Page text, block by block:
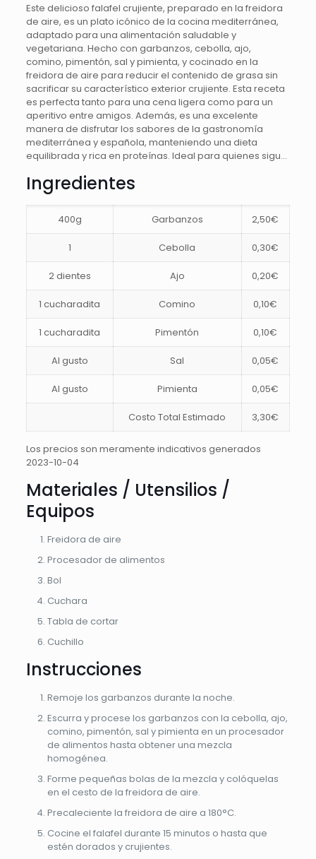
Este delicioso falafel crujiente, preparado en la freidora
de aire, es un plato icónico de la cocina mediterránea,
adaptado para una alimentación saludable y
vegetariana. Hecho con garbanzos, cebolla, ajo,
comino, pimentón, sal y pimienta, y cocinado en la
freidora de aire para reducir el contenido de grasa sin
sacrificar su característico exterior crujiente. Esta receta
es perfecta tanto para una cena ligera como para un
aperitivo entre amigos. Además, es una excelente
manera de disfrutar los sabores de la gastronomía
mediterránea y española, manteniendo una dieta
equilibrada y rica en proteínas. Ideal para quienes sigu…
Ingredientes
400g Garbanzos 2,50€
1 Cebolla 0,30€
2 dientes Ajo 0,20€
1 cucharadita Comino 0,10€
1 cucharadita Pimentón 0,10€
Al gusto Sal 0,05€
Al gusto Pimienta 0,05€
Costo Total Estimado 3,30€
Los precios son meramente indicativos generados
2023-10-04
Materiales / Utensilios /
Equipos
Freidora de aire
Procesador de alimentos
Bol
Cuchara
Tabla de cortar
Cuchillo
Instrucciones
Remoje los garbanzos durante la noche.
Escurra y procese los garbanzos con la cebolla, ajo,
comino, pimentón, sal y pimienta en un procesador
de alimentos hasta obtener una mezcla
homogénea.
Forme pequeñas bolas de la mezcla y colóquelas
en el cesto de la freidora de aire.
Precaleciente la freidora de aire a 180°C.
Cocine el falafel durante 15 minutos o hasta que
estén dorados y crujientes.